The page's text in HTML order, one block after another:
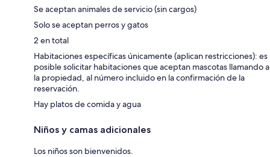
Se aceptan animales de servicio (sin cargos)
Solo se aceptan perros y gatos
2 en total
Habitaciones específicas únicamente (aplican restricciones): es
posible solicitar habitaciones que aceptan mascotas llamando a
la propiedad, al número incluido en la confirmación de la
reservación.
Hay platos de comida y agua
Niños y camas adicionales
Los niños son bienvenidos.